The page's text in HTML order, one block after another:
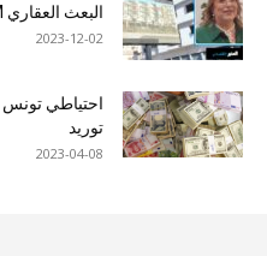
البعث العقاري IBM...
2023-12-02
توريد
2023-04-08